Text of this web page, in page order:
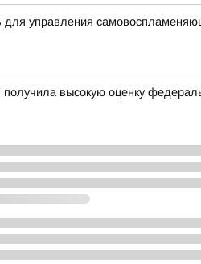
управления
получила высокую оценку